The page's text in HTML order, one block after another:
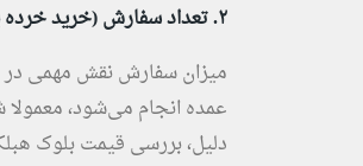
٢. تعداد سفارش (خرید خرده یا عمده)
میزان سفارش نقش مهمی
عمده انجام می‌شود،
دلیل، بررسی قیمت بلوک